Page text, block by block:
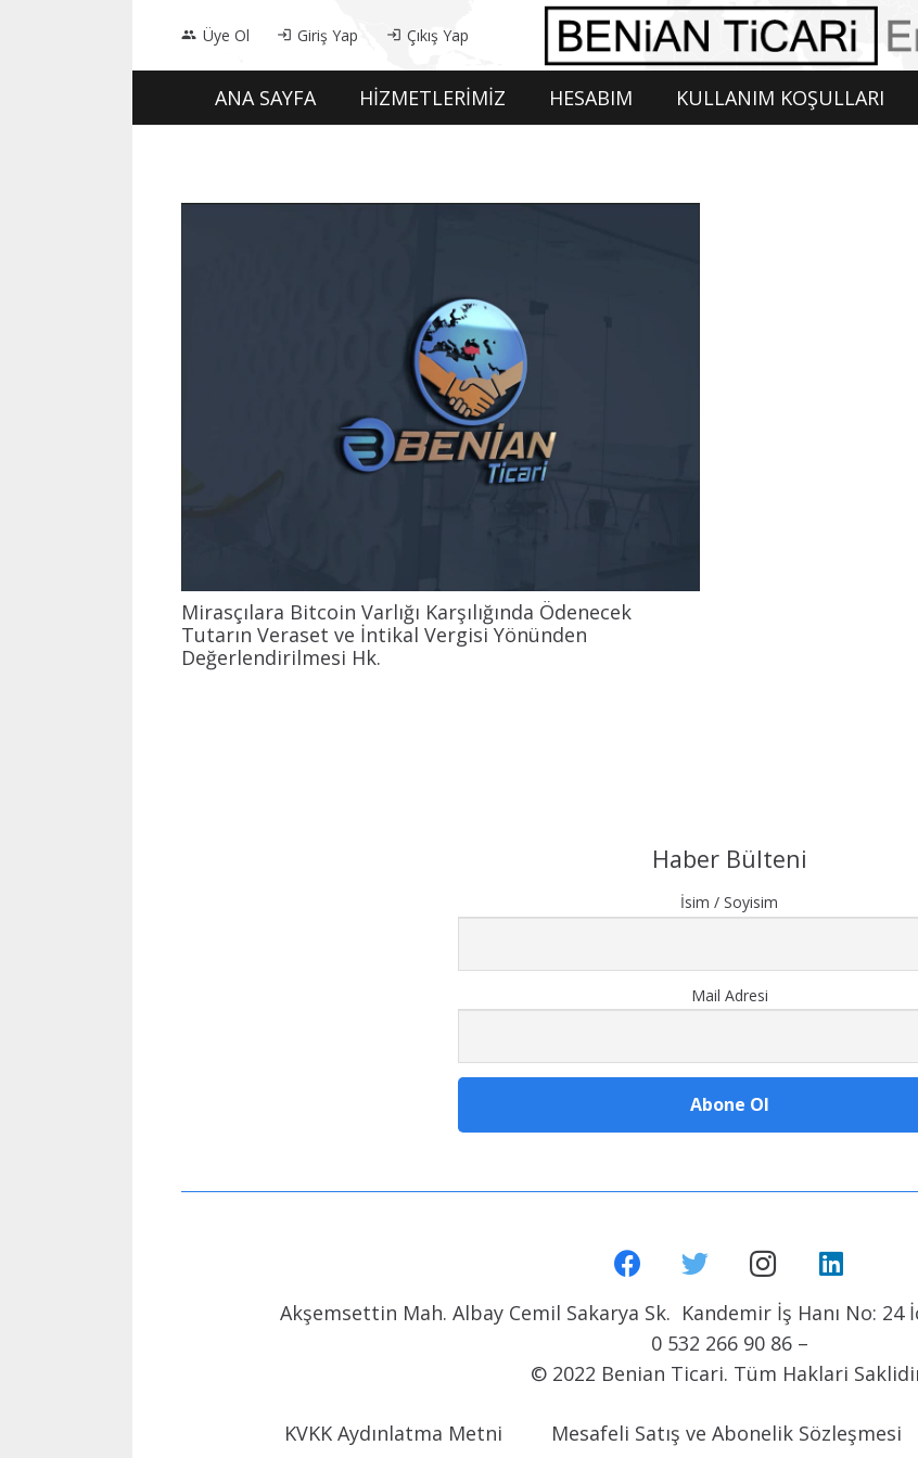
people Üye Ol login Giriş Yap login Çıkış Yap
ANA SAYFA HİZMETLERİMİZ HESABIM KULLANIM KOŞULLARI
Mirasçılara Bitcoin Varlığı Karşılığında Ödenecek
Tutarın Veraset ve İntikal Vergisi Yönünden
Değerlendirilmesi Hk.
Haber Bülteni
İsim / Soyisim
Mail Adresi
Akşemsettin Mah. Albay Cemil Sakarya Sk. Kandemir İş Hanı No:
0 532 266 90 86 –
© 2022 Benian Ticari. Tüm Haklari
KVKK Aydınlatma Metni Mesafeli Satış ve Abonelik Sözleşmesi